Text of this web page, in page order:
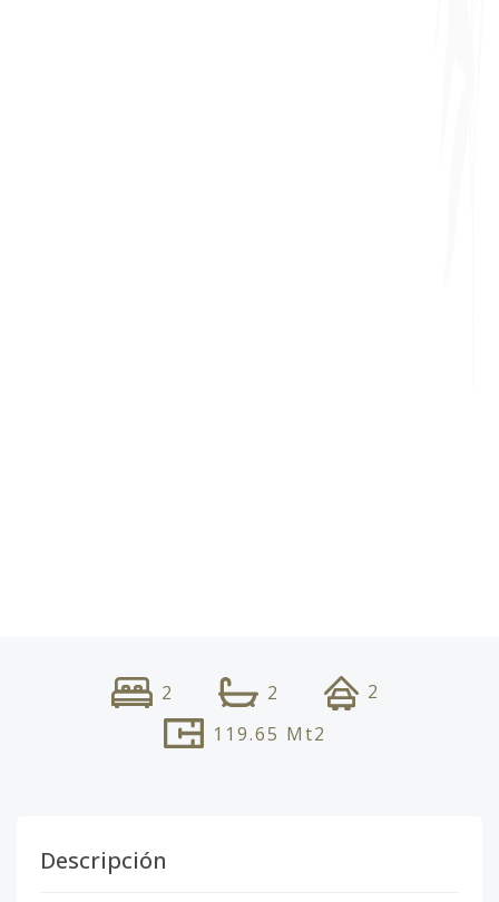
2 2
2
119.65 Mt2
Descripción